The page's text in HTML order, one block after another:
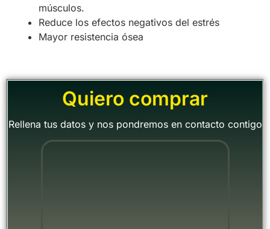
músculos.
Reduce los efectos negativos del estrés
Mayor resistencia ósea
Quiero comprar
Rellena tus datos y nos pondremos en contacto contigo
"